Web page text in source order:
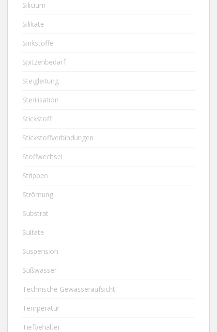
Silicium
Silikate
Sinkstoffe
Spitzenbedarf
Steigleitung
Sterilisation
Stickstoff
Stickstoffverbindungen
Stoffwechsel
Strippen
Strömung
Substrat
Sulfate
Suspension
Süßwasser
Technische Gewässeraufsicht
Temperatur
Tiefbehälter